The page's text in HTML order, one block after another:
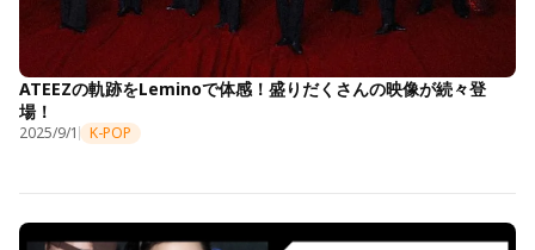
ATEEZの軌跡をLeminoで体感！盛りだくさんの映像が続々登
場！
2025/9/1 K-POP